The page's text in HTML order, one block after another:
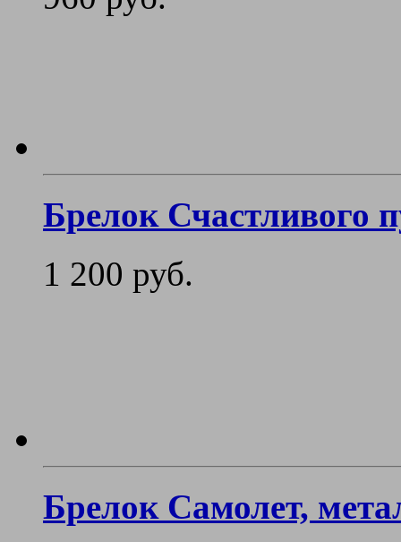
Брелок Счастливого
1 200 руб.
Брелок Самолет,